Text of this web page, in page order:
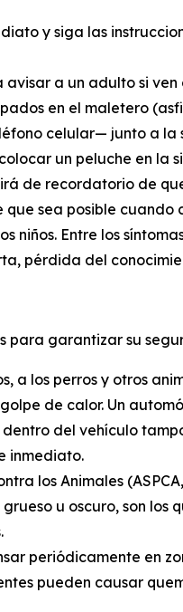
y siga las
a un adulto si
en el maletero
celular— junto a
un peluche en la
de recordatorio de
sea posible cuando
niños. Entre los
pérdida del
para garantizar su
a los perros y otros
de calor. Un
del vehículo
inmediato.
los Animales
u oscuro, son los
periódicamente en
pueden causar